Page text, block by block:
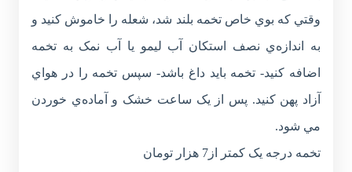
وقتي که بوي خاص تخمه بلند شد، شعله را خاموش کنيد و
به اندازه‌ي نصف استکان آب ليمو يا آب نمک به تخمه
اضافه کنيد- تخمه بايد داغ باشد- سپس تخمه را در هواي
آزاد پهن کنيد. پس از يک ساعت خشک و آماده‌ي خوردن
مي شود.
تخمه درجه يک کمتر از7 هزار تومان